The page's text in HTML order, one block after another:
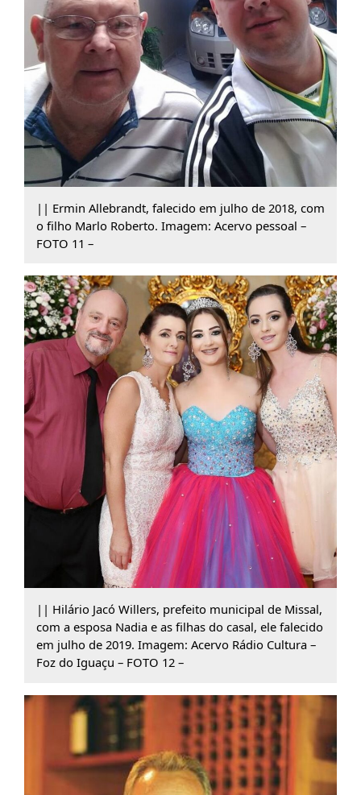
|| Ermin Allebrandt, falecido em julho de 2018, com
o filho Marlo Roberto. Imagem: Acervo pessoal –
FOTO 11 –
|| Hilário Jacó Willers, prefeito municipal de Missal,
com a esposa Nadia e as filhas do casal, ele falecido
em julho de 2019. Imagem: Acervo Rádio Cultura –
Foz do Iguaçu – FOTO 12 –